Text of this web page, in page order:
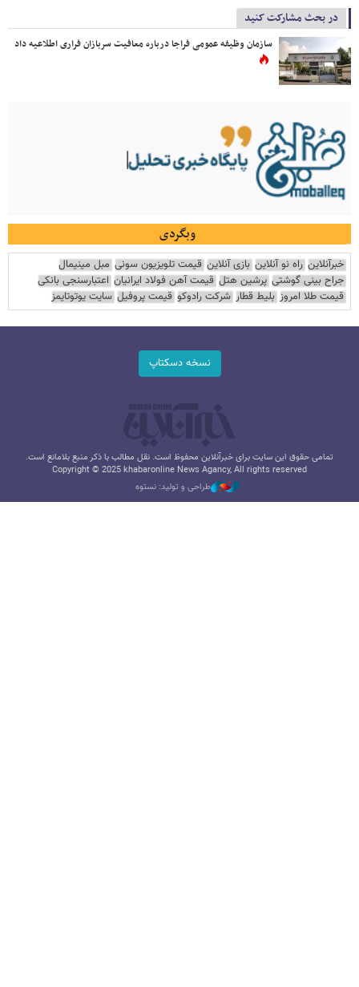
در بحث مشارکت کنید
سازمان وظیفه عمومی فراجا درباره معافیت سربازان فراری اطلاعیه داد
وبگردی
خبرآنلاین راه نو آنلاین بازی آنلاین قیمت تلویزیون سونی مبل مینیمال
جراح بینی گوشتی پرشین هتل قیمت آهن فولاد ایرانیان اعتبارسنجی بانکی
قیمت طلا امروز بلیط قطار شرکت رادوکو قیمت پروفیل سایت یوتوتایمز
نسخه دسکتاپ
تمامی حقوق این سایت برای خبرآنلاین محفوظ است. نقل مطالب با ذکر منبع بلامانع است.
Copyright © 2025 khabaronline News Agancy, All rights reserved
طراحی و تولید: نستوه